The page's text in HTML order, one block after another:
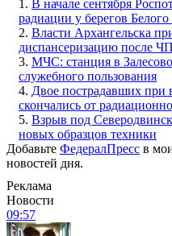
1. В начале сентября
радиации у берегов
2. Власти Архангельска
диспансеризацию после
3. МЧС: станция в
служебного пользования
4. Двое пострадавших при
скончались от
5. Взрыв под
новых образцов техники
Добавьте ФедералПресс в
новостей дня.
Реклама
Новости
09:57